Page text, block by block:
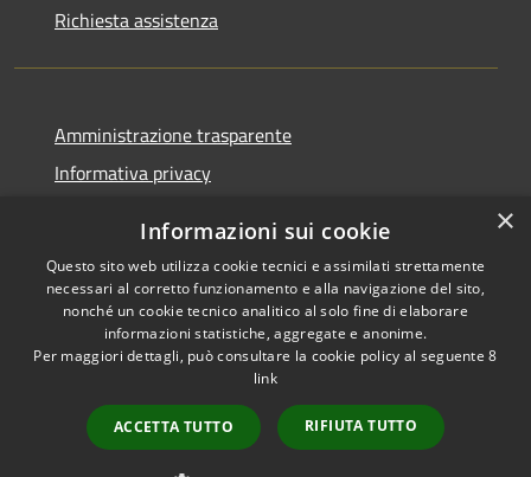
Richiesta assistenza
Amministrazione trasparente
Informativa privacy
Dichiarazione di accessibilità
RSS
Copyright © 2026 • Comune di
Municipium•
Accesso
redazione
×
Informazioni sui cookie
Questo sito web utilizza cookie tecnici e assimilati strettamente
necessari al corretto funzionamento e alla navigazione del sito,
nonché un cookie tecnico analitico al solo fine di elaborare
informazioni statistiche, aggregate e anonime.
Per maggiori dettagli, può consultare la cookie policy al seguente8
link
ACCETTA TUTTO RIFIUTA TUTTO